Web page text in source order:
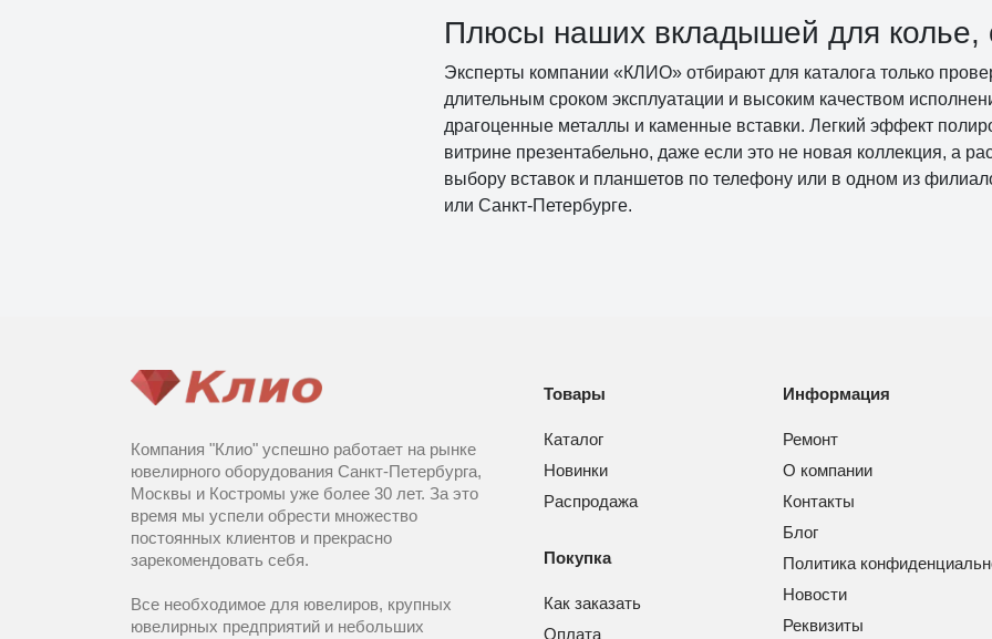
Плюсы наших вкладышей для колье,
Эксперты компании «КЛИО» отбирают для каталога только
длительным сроком эксплуатации и высоким качеством
драгоценные металлы и каменные вставки. Легкий эффект
витрине презентабельно, даже если это не новая коллекция, а
выбору вставок и планшетов по телефону или в одном из
или Санкт-Петербурге.
Компания "Клио" успешно работает на рынке
ювелирного оборудования Санкт-Петербурга,
Москвы и Костромы уже более 30 лет. За это
время мы успели обрести множество
постоянных клиентов и прекрасно
зарекомендовать себя.
Все необходимое для ювелиров, крупных
ювелирных предприятий и небольших
Товары
Каталог
Новинки
Распродажа
Покупка
Как заказать
Оплата
Информация
Ремонт
О компании
Контакты
Блог
Политика
Новости
Реквизиты